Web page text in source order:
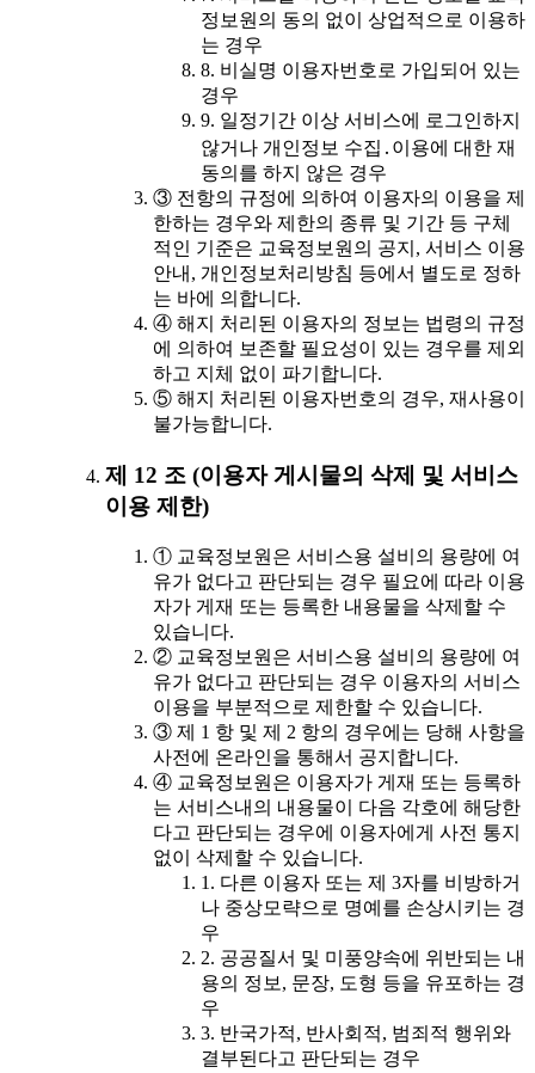
정보원의 동의 없이 상업적으로 이용하
는 경우
8. 비실명 이용자번호로 가입되어 있는
경우
9. 일정기간 이상 서비스에 로그인하지
않거나 개인정보 수집․이용에 대한 재
동의를 하지 않은 경우
③ 전항의 규정에 의하여 이용자의 이용을 제
한하는 경우와 제한의 종류 및 기간 등 구체
적인 기준은 교육정보원의 공지, 서비스 이용
안내, 개인정보처리방침 등에서 별도로 정하
는 바에 의합니다.
④ 해지 처리된 이용자의 정보는 법령의 규정
에 의하여 보존할 필요성이 있는 경우를 제외
하고 지체 없이 파기합니다.
⑤ 해지 처리된 이용자번호의 경우, 재사용이
불가능합니다.
제 12 조 (이용자 게시물의 삭제 및 서비스
이용 제한)
① 교육정보원은 서비스용 설비의 용량에 여
유가 없다고 판단되는 경우 필요에 따라 이용
자가 게재 또는 등록한 내용물을 삭제할 수
있습니다.
② 교육정보원은 서비스용 설비의 용량에 여
유가 없다고 판단되는 경우 이용자의 서비스
이용을 부분적으로 제한할 수 있습니다.
③ 제 1 항 및 제 2 항의 경우에는 당해 사항을
사전에 온라인을 통해서 공지합니다.
④ 교육정보원은 이용자가 게재 또는 등록하
는 서비스내의 내용물이 다음 각호에 해당한
다고 판단되는 경우에 이용자에게 사전 통지
없이 삭제할 수 있습니다.
1. 다른 이용자 또는 제 3자를 비방하거
나 중상모략으로 명예를 손상시키는 경
우
2. 공공질서 및 미풍양속에 위반되는 내
용의 정보, 문장, 도형 등을 유포하는 경
우
3. 반국가적, 반사회적, 범죄적 행위와
결부된다고 판단되는 경우